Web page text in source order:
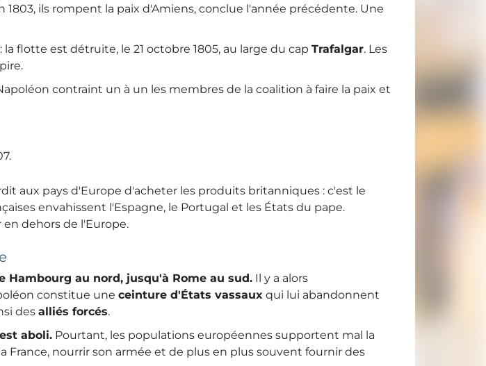
ils rompent la paix d'Amiens, conclue l'année précédente. Une
: la flotte est détruite, le 21 octobre 1805, au large du cap Trafalgar. Les
contraint un à un les membres de la coalition à faire la paix et
aux pays d'Europe d'acheter les produits britanniques : c'est le
envahissent l'Espagne, le Portugal et les États du pape.
dehors de l'Europe.
Hambourg au nord, jusqu'à Rome au sud. Il y a alors
constitue une ceinture d'États vassaux qui lui abandonnent
des alliés forcés.
aboli. Pourtant, les populations européennes supportent mal la
France, nourrir son armée et de plus en plus souvent fournir des